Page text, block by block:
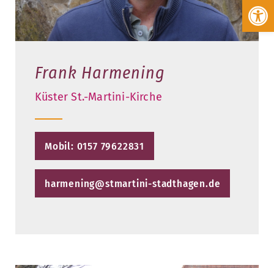
Werkzeugleiste öffnen
Frank Harmening
Küster St.-Martini-Kirche
Mobil: 0157 79622831
harmening@stmartini-stadthagen.de